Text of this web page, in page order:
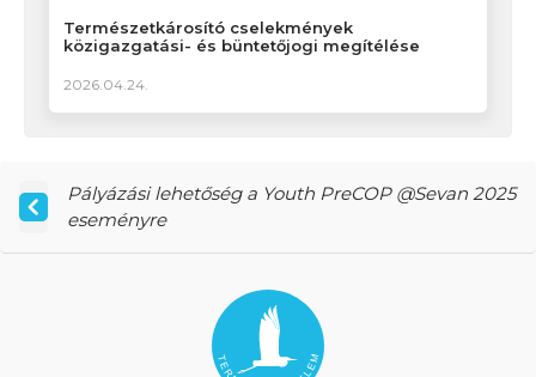
Természetkárosító cselekmények
közigazgatási- és büntetőjogi megítélése
2026.04.24.
Pályázási lehetőség a Youth PreCOP @Sevan 2025
eseményre